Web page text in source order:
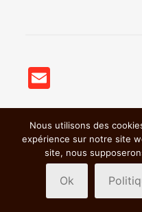
Email
© 2018 BSC VTT St
Politiques
Nous utilisons des
expérience sur notre site
site, nous
Ok